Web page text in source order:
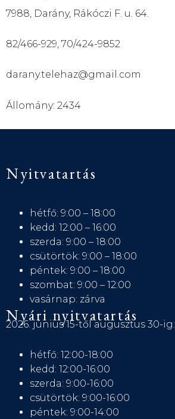
7988, Darány, Rákóczi F. u. 64.
82/466-929, 70/424-9852
darany.telehaz@gmail.com
Állomány: 2434
Nyitvatartás
hétfő: 9:00 – 18:00
kedd: 12:00 – 16:00
szerda: 9:00 – 18:00
csütörtök: 9:00 – 18:00
péntek: 9:00 – 18:00
szombat: 9:00 – 12:00
vasárnap: zárva
Nyári nyitvatartás
2026. június 15-től augusztus 30-ig:
hétfő: 12:00-18:00
kedd: 12:00-16:00
szerda: 9:00-16:00
csütörtök: 9:00-16:00
péntek: 9:00-14:00